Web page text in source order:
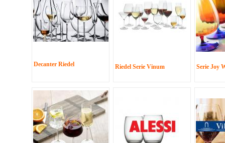
Decanter Riedel Riedel Serie Vinum Serie Joy